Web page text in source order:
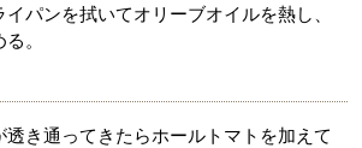
パンを拭いてオリーブオイルを熱し、
。
透き通ってきたらホールトマトを加えて